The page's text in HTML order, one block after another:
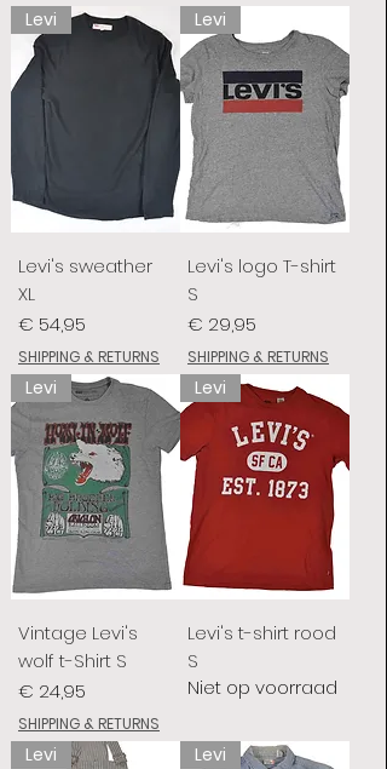
Levi
Levi's sweather
XL
Prijs
€ 54,95
SHIPPING & RETURNS
Levi
Levi's logo T-shirt
S
Prijs
€ 29,95
SHIPPING & RETURNS
Levi
Vintage Levi's
wolf t-Shirt S
Prijs
€ 24,95
SHIPPING & RETURNS
Levi
Levi's t-shirt rood
S
Niet op voorraad
Levi Levi